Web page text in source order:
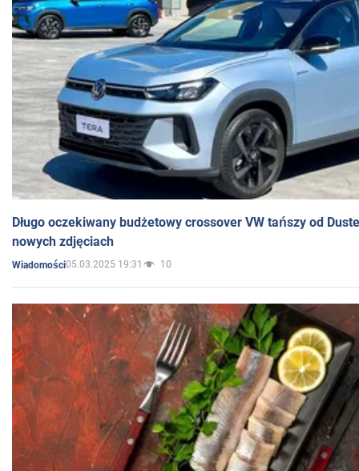
Długo oczekiwany budżetowy crossover VW tańszy od
nowych zdjęciach
Wiadomości05.03.2025 19:31 10